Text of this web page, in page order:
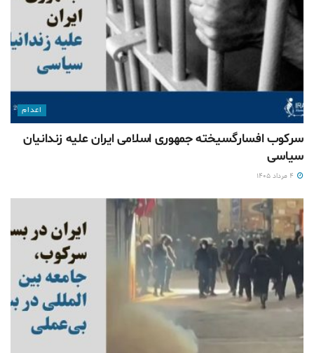
اعدام
سرکوب افسارگسیخته جمهوری اسلامی ایران علیه زندانیان
سیاسی